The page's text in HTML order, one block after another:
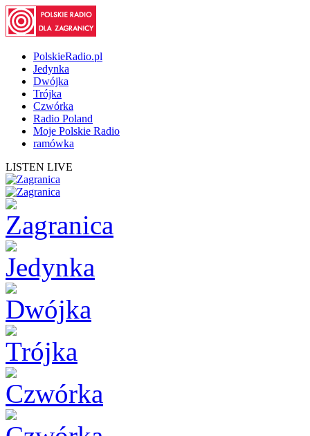
PolskieRadio.pl
Jedynka
Dwójka
Trójka
Czwórka
Radio Poland
Moje Polskie Radio
ramówka
LISTEN LIVE